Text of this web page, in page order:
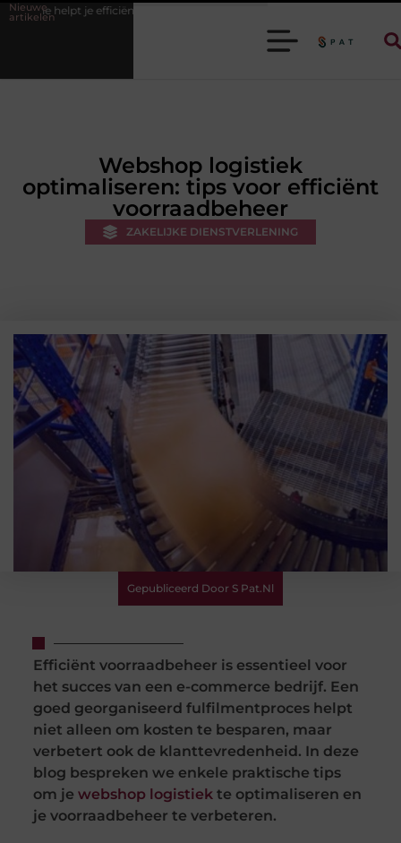
Nieuwe
artikelenwerken Stijlvolle heren sneakers voor een sportieve lifestyle
Webshop logistiek
optimaliseren: tips voor efficiënt
voorraadbeheer
ZAKELIJKE DIENSTVERLENING
Gepubliceerd Door S Pat.nl
Efficiënt voorraadbeheer is essentieel voor
het succes van een e-commerce bedrijf. Een
goed georganiseerd fulfilmentproces helpt
niet alleen om kosten te besparen, maar
verbetert ook de klanttevredenheid. In deze
blog bespreken we enkele praktische tips
om je webshop logistiekte optimaliseren en
je voorraadbeheer te verbeteren.